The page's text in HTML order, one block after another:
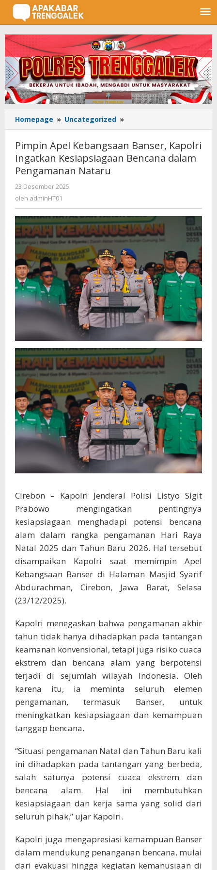
Lewati
konten
Homepage » Uncategorized »
Apel
Banser,
Kapolri
Pengamanan
Nataru
Pimpin Apel Kebangsaan Banser, Kapolri
Ingatkan Kesiapsiagaan Bencana dalam
Pengamanan Nataru
23 Desember 2025
oleh adminHT01
Cirebon – Kapolri Jenderal Polisi Listyo Sigit
Prabowo mengingatkan pentingnya
kesiapsiagaan menghadapi potensi bencana
alam dalam rangka pengamanan Hari Raya
Natal 2025 dan Tahun Baru 2026. Hal tersebut
disampaikan Kapolri saat memimpin Apel
Kebangsaan Banser di Halaman Masjid Syarif
Abdurachman, Cirebon, Jawa Barat, Selasa
(23/12/2025).
Kapolri menegaskan bahwa pengamanan akhir
tahun tidak hanya dihadapkan pada tantangan
keamanan konvensional, tetapi juga risiko cuaca
ekstrem dan bencana alam yang berpotensi
terjadi di sejumlah wilayah Indonesia. Oleh
karena itu, ia meminta seluruh elemen
pengamanan, termasuk Banser, untuk
meningkatkan kesiapsiagaan dan kemampuan
tanggap bencana.
“Situasi pengamanan Natal dan Tahun Baru kali
ini dihadapkan pada tantangan yang berbeda,
salah satunya potensi cuaca ekstrem dan
bencana alam. Hal ini membutuhkan
kesiapsiagaan dan kerja sama yang solid dari
seluruh pihak,” ujar Kapolri.
Kapolri juga mengapresiasi kemampuan Banser
dalam mendukung penanganan bencana, mulai
dari evakuasi hingga kegiatan kemanusiaan di